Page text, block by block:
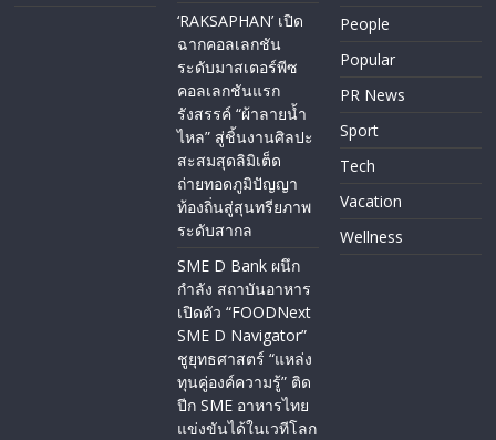
‘RAKSAPHAN’ เปิด
ฉากคอลเลกชัน
ระดับมาสเตอร์พีซ
คอลเลกชันแรก
รังสรรค์ “ผ้าลายน้ำ
ไหล” สู่ชิ้นงานศิลปะ
สะสมสุดลิมิเต็ด
ถ่ายทอดภูมิปัญญา
ท้องถิ่นสู่สุนทรียภาพ
ระดับสากล
SME D Bank ผนึก
กำลัง สถาบันอาหาร
เปิดตัว “FOODNext
SME D Navigator”
ชูยุทธศาสตร์ “แหล่ง
ทุนคู่องค์ความรู้” ติด
ปีก SME อาหารไทย
แข่งขันได้ในเวทีโลก
People
Popular
PR News
Sport
Tech
Vacation
Wellness